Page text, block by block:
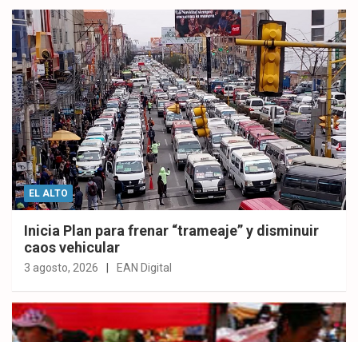
EL ALTO
Inicia Plan para frenar “trameaje” y disminuir
caos vehicular
3 agosto, 2026 EAN Digital